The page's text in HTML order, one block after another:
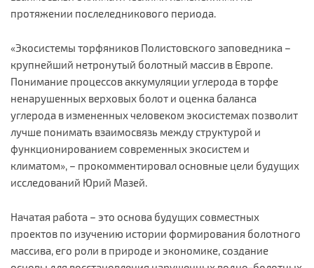
протяжении послеледникового периода.
«Экосистемы торфяников Полистовского заповедника –
крупнейший нетронутый болотный массив в Европе.
Понимание процессов аккумуляции углерода в торфе
ненарушенных верховых болот и оценка баланса
углерода в измененных человеком экосистемах позволит
лучше понимать взаимосвязь между структурой и
функционированием современных экосистем и
климатом», – прокомментировал основные цели будущих
исследований Юрий Мазей.
Начатая работа – это основа будущих совместных
проектов по изучению истории формирования болотного
массива, его роли в природе и экономике, создание